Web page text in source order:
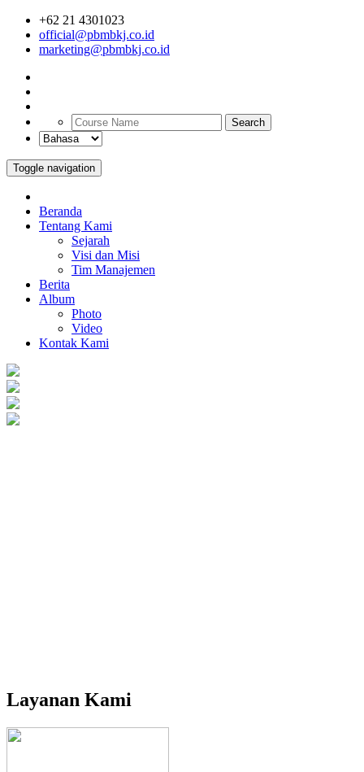
+62 21 4301023
official@pbmbkj.co.id
marketing@pbmbkj.co.id
Search
Toggle navigation
Beranda
Tentang Kami
Sejarah
Visi dan Misi
Tim Manajemen
Berita
Album
Photo
Video
Kontak Kami
Layanan Kami